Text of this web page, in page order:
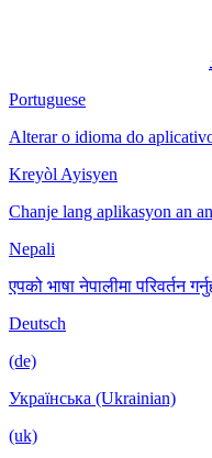
Portuguese
Alterar o idioma do
Kreyòl Ayisyen
Chanje lang aplikasyon an
Nepali
एपको भाषा नेपालीमा परिवर्तन
Deutsch
(de)
Українська (Ukrainian)
(uk)